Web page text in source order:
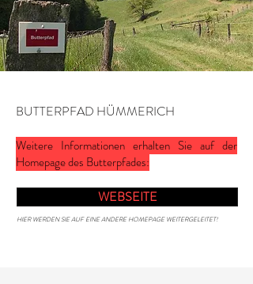
BUTTERPFAD HÜMMERICH
Weitere Informationen erhalten Sie auf der
Homepage des Butterpfades:
WEBSEITE
HIER WERDEN SIE AUF EINE ANDERE HOMEPAGE WEITERGELEITET!